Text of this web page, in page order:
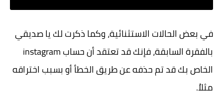
في بعض الحالات الاستثنائية، وكما ذكرت لك يا صديقي
بالفقرة السابقة، فإنك قد تعتقد أن حساب instagram
الخاص بك قد تم حذفه عن طريق الخطأ أو بسبب اختراقه
مثلاُ.